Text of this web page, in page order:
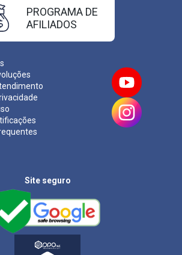
PROGRAMA DE
AFILIADOS
Site seguro